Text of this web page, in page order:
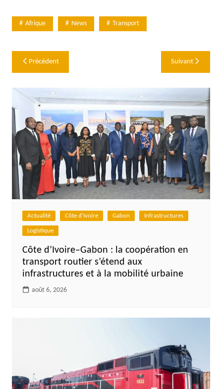
Afrique News Transport
Navigation
de
l’article
Précédent Suivant
Actualité Côte d'Ivoire Gabon Infrastructures
Logistique
Côte d’Ivoire–Gabon : la coopération en
transport routier s’étend aux
infrastructures et à la mobilité urbaine
août 6, 2026